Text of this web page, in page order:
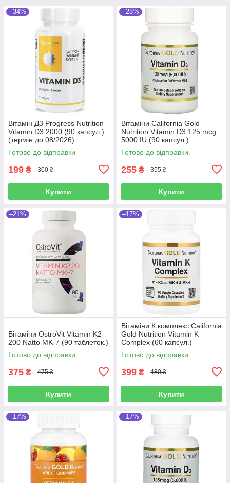
–34%
Вітамін Д3 Progress Nutrition
Vitamin D3 2000 (90 капсул.)
(термін до 08/2026)
Готово до відправки
199 ₴ 300 ₴
Купити
–28%
Вітаміни California Gold
Nutrition Vitamin D3 125 mcg
5000 IU (90 капсул.)
Готово до відправки
255 ₴ 355 ₴
Купити
–21%
Вітаміни OstroVit Vitamin K2
200 Natto MK-7 (90 таблеток.)
Готово до відправки
375 ₴ 475 ₴
Купити
–17%
Вітаміни К комплекс California
Gold Nutrition Vitamin K
Complex (60 капсул.)
Готово до відправки
399 ₴ 480 ₴
Купити
–17% –17%